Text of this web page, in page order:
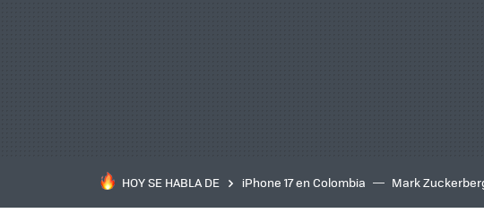
HOY SE HABLA DE iPhone 17 en Colombia Mark
inteligente
IA TCL C8K